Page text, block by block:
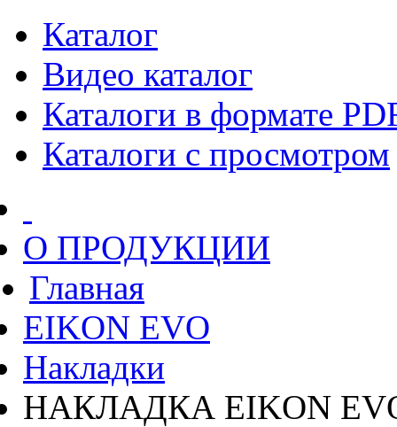
Каталог
Видео каталог
Каталоги в формате
Каталоги с просмотром
О ПРОДУКЦИИ
Главная
EIKON EVO
Накладки
НАКЛАДКА EIKON